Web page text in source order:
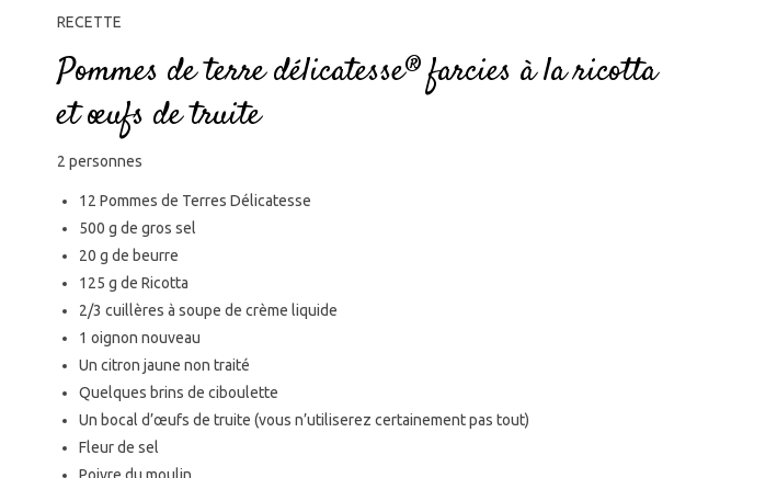
RECETTE
Pommes de terre délicatesse® farcies à la ricotta
et œufs de truite
2 personnes
12 Pommes de Terres Délicatesse
500 g de gros sel
20 g de beurre
125 g de Ricotta
2/3 cuillères à soupe de crème liquide
1 oignon nouveau
Un citron jaune non traité
Quelques brins de ciboulette
Un bocal d’œufs de truite (vous n’utiliserez certainement pas tout)
Fleur de sel